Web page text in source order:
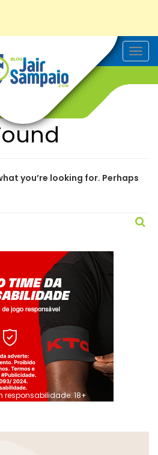
T
o
i
you’re looking for. Perhaps
responsabilidade. 18+